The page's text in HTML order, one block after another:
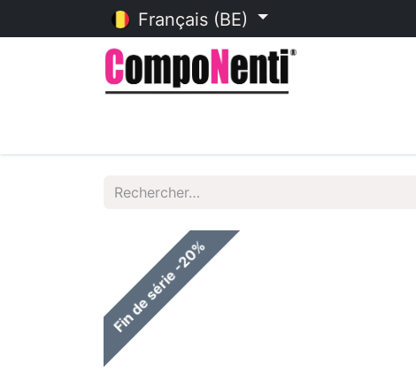
Français (BE)
Fin de série -20%